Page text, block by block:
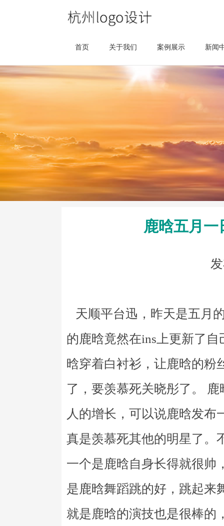
首页 关于我们 案例展示 新闻
鹿晗五月一
天顺平台迅，昨天是五月
的鹿晗竟然在ins上更新了
晗穿着白衬衫，让鹿晗的粉
了，要羡慕死关晓彤了。
人的增长，可以说鹿晗发布
真是羡慕死其他的明星了。
一个是鹿晗自身长得就很帅
是鹿晗舞蹈跳的好，跳起来
就是鹿晗的演技也是很棒的